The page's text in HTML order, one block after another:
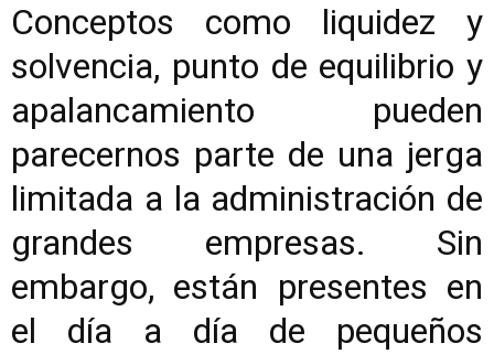
Conceptos como liquidez y
solvencia, punto de equilibrio y
apalancamiento pueden
parecernos parte de una jerga
limitada a la administración de
grandes empresas. Sin
embargo, están presentes en
el día a día de pequeños